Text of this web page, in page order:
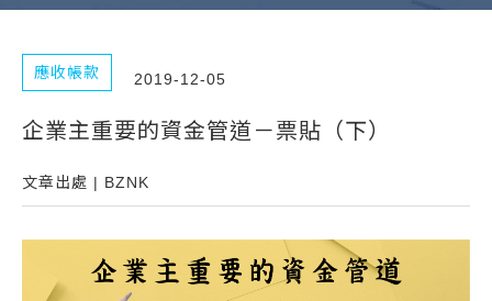
房屋副擔保融資
常見問題
帳款轉讓
房屋副擔保融資
應收帳款 2019-12-05
企業主重要的資金管道－票貼（下）
文章出處 | BZNK